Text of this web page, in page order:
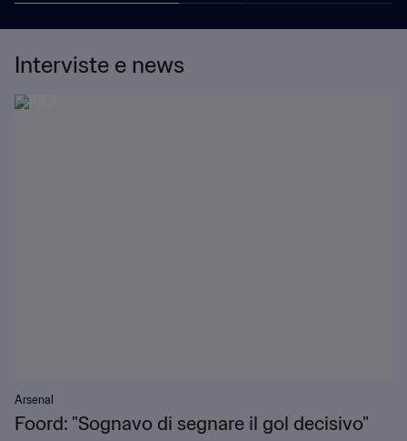
Interviste e news
Arsenal
Foord: "Sognavo di segnare il gol decisivo"